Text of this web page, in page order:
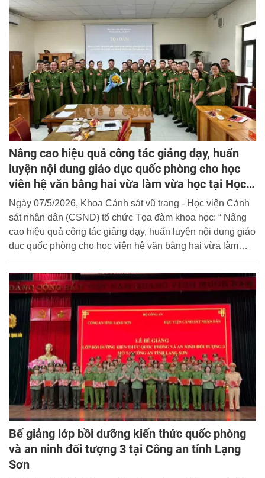
trật tự - Lý luận và thực tiễn”.
Nâng cao hiệu quả công tác giảng dạy, huấn
luyện nội dung giáo dục quốc phòng cho học
viên hệ văn bằng hai vừa làm vừa học tại Học
viện Cảnh sát nhân dân
Ngày 07/5/2026, Khoa Cảnh sát vũ trang - Học viện Cảnh
sát nhân dân (CSND) tổ chức Tọa đàm khoa học: “ Nâng
cao hiệu quả công tác giảng dạy, huấn luyện nội dung giáo
dục quốc phòng cho học viên hệ văn bằng hai vừa làm
Bế giảng lớp bồi dưỡng kiến thức quốc phòng
và an ninh đối tượng 3 tại Công an tỉnh Lạng
Sơn